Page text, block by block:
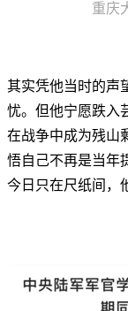
重庆
其实凭他当时的声
忧。但他宁愿跌入
在战争中成为残山
悟自己不再是当年
今日只在尺纸间，